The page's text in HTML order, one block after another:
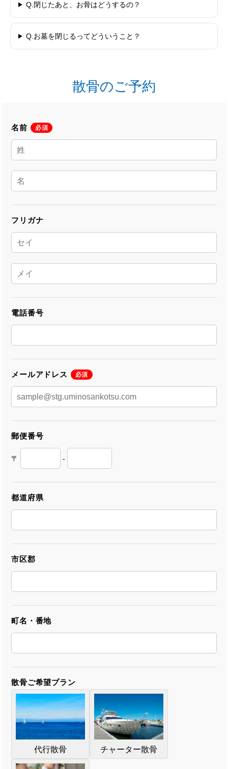
Q.閉じたあと、お骨はどうするの？
Q.お墓を閉じるってどういうこと？
散骨のご予約
名前 必須
フリガナ
電話番号
メールアドレス 必須
郵便番号
〒 -
都道府県
市区郡
町名・番地
散骨ご希望プラン
代行散骨 チャーター散骨